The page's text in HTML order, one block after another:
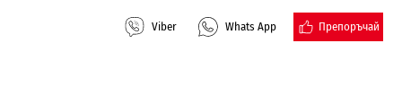
Viber Whats App Препоръчай